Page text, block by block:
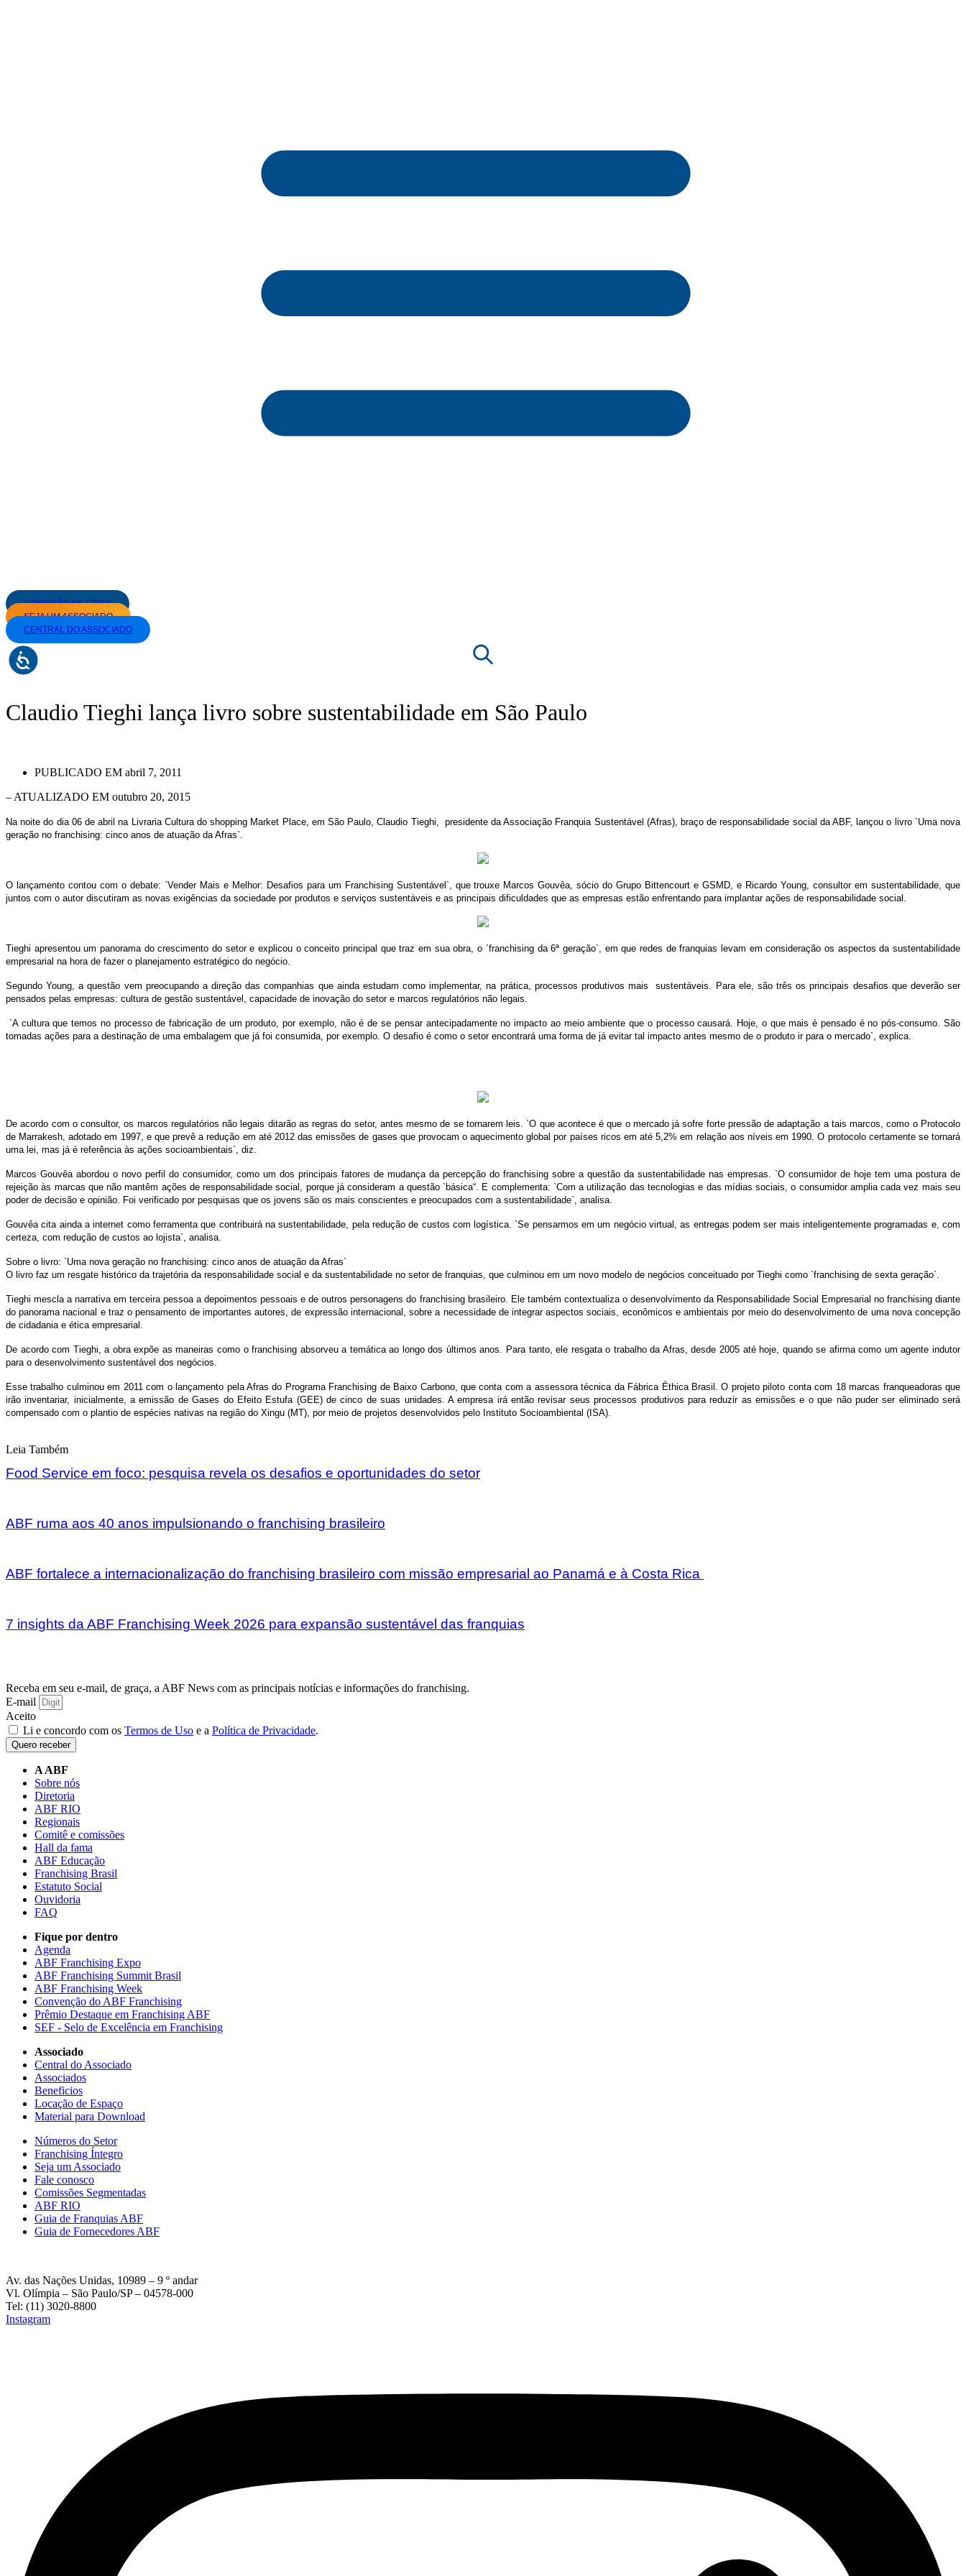
COMISSÃO DE ÉTICA
SEJA UM ASSOCIADO
CENTRAL DO ASSOCIADO
Claudio Tieghi lança livro sobre sustentabilidade em São Paulo
PUBLICADO EM abril 7, 2011
– ATUALIZADO EM outubro 20, 2015
Na noite do dia 06 de abril na Livraria Cultura do shopping Market Place, em São Paulo, Claudio Tieghi, presidente da Associação Franquia Sustentável (Afras), braço de responsabilidade social da ABF, lançou o livro `Uma nova
geração no franchising: cinco anos de atuação da Afras`.
O lançamento contou com o debate: `Vender Mais e Melhor: Desafios para um Franchising Sustentável`, que trouxe Marcos Gouvêa, sócio do Grupo Bittencourt e GSMD, e Ricardo Young, consultor em sustentabilidade, que
juntos com o autor discutiram as novas exigências da sociedade por produtos e serviços sustentáveis e as principais dificuldades que as empresas estão enfrentando para implantar ações de responsabilidade social.
Tieghi apresentou um panorama do crescimento do setor e explicou o conceito principal que traz em sua obra, o `franchising da 6ª geração`, em que redes de franquias levam em consideração os aspectos da sustentabilidade
empresarial na hora de fazer o planejamento estratégico do negócio.
Segundo Young, a questão vem preocupando a direção das companhias que ainda estudam como implementar, na prática, processos produtivos mais sustentáveis. Para ele, são três os principais desafios que deverão ser
pensados pelas empresas: cultura de gestão sustentável, capacidade de inovação do setor e marcos regulatórios não legais.
`A cultura que temos no processo de fabricação de um produto, por exemplo, não é de se pensar antecipadamente no impacto ao meio ambiente que o processo causará. Hoje, o que mais é pensado é no pós-consumo. São
tomadas ações para a destinação de uma embalagem que já foi consumida, por exemplo. O desafio é como o setor encontrará uma forma de já evitar tal impacto antes mesmo de o produto ir para o mercado`, explica.
De acordo com o consultor, os marcos regulatórios não legais ditarão as regras do setor, antes mesmo de se tornarem leis. `O que acontece é que o mercado já sofre forte pressão de adaptação a tais marcos, como o Protocolo
de Marrakesh, adotado em 1997, e que prevê a redução em até 2012 das emissões de gases que provocam o aquecimento global por países ricos em até 5,2% em relação aos níveis em 1990. O protocolo certamente se tornará
uma lei, mas já é referência às ações socioambientais`, diz.
Marcos Gouvêa abordou o novo perfil do consumidor, como um dos principais fatores de mudança da percepção do franchising sobre a questão da sustentabilidade nas empresas. `O consumidor de hoje tem uma postura de
rejeição às marcas que não mantêm ações de responsabilidade social, porque já consideram a questão `básica“. E complementa: `Com a utilização das tecnologias e das mídias sociais, o consumidor amplia cada vez mais seu
poder de decisão e opinião. Foi verificado por pesquisas que os jovens são os mais conscientes e preocupados com a sustentabilidade`, analisa.
Gouvêa cita ainda a internet como ferramenta que contribuirá na sustentabilidade, pela redução de custos com logística. `Se pensarmos em um negócio virtual, as entregas podem ser mais inteligentemente programadas e, com
certeza, com redução de custos ao lojista`, analisa.
Sobre o livro: `Uma nova geração no franchising: cinco anos de atuação da Afras`
O livro faz um resgate histórico da trajetória da responsabilidade social e da sustentabilidade no setor de franquias, que culminou em um novo modelo de negócios conceituado por Tieghi como `franchising de sexta geração`.
Tieghi mescla a narrativa em terceira pessoa a depoimentos pessoais e de outros personagens do franchising brasileiro. Ele também contextualiza o desenvolvimento da Responsabilidade Social Empresarial no franchising diante
do panorama nacional e traz o pensamento de importantes autores, de expressão internacional, sobre a necessidade de integrar aspectos sociais, econômicos e ambientais por meio do desenvolvimento de uma nova concepção
de cidadania e ética empresarial.
De acordo com Tieghi, a obra expõe as maneiras como o franchising absorveu a temática ao longo dos últimos anos. Para tanto, ele resgata o trabalho da Afras, desde 2005 até hoje, quando se afirma como um agente indutor
para o desenvolvimento sustentável dos negócios.
Esse trabalho culminou em 2011 com o lançamento pela Afras do Programa Franchising de Baixo Carbono, que conta com a assessora técnica da Fábrica Éthica Brasil. O projeto piloto conta com 18 marcas franqueadoras que
irão inventariar, inicialmente, a emissão de Gases do Efeito Estufa (GEE) de cinco de suas unidades. A empresa irá então revisar seus processos produtivos para reduzir as emissões e o que não puder ser eliminado será
compensado com o plantio de espécies nativas na região do Xingu (MT), por meio de projetos desenvolvidos pelo Instituto Socioambiental (ISA).
Leia Também
Food Service em foco: pesquisa revela os desafios e oportunidades do setor
ABF ruma aos 40 anos impulsionando o franchising brasileiro
ABF fortalece a internacionalização do franchising brasileiro com missão empresarial ao Panamá e à Costa Rica
7 insights da ABF Franchising Week 2026 para expansão sustentável das franquias
Receba em seu e-mail, de graça, a ABF News com as principais notícias e informações do franchising.
E-mail
Aceito
Li e concordo com os Termos de Uso e a Política de Privacidade.
Quero receber
A ABF
Sobre nós
Diretoria
ABF RIO
Regionais
Comitê e comissões
Hall da fama
ABF Educação
Franchising Brasil
Estatuto Social
Ouvidoria
FAQ
Fique por dentro
Agenda
ABF Franchising Expo
ABF Franchising Summit Brasil
ABF Franchising Week
Convenção do ABF Franchising
Prêmio Destaque em Franchising ABF
SEF - Selo de Excelência em Franchising
Associado
Central do Associado
Associados
Beneficios
Locação de Espaço
Material para Download
Números do Setor
Franchising Íntegro
Seja um Associado
Fale conosco
Comissões Segmentadas
ABF RIO
Guia de Franquias ABF
Guia de Fornecedores ABF
Av. das Nações Unidas, 10989 – 9 º andar
Vl. Olímpia – São Paulo/SP – 04578-000
Tel: (11) 3020-8800
Instagram